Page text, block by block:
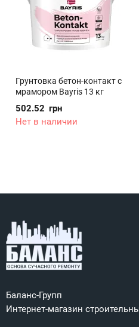
Грунтовка бетон-контакт с
мрамором Bayris 13 кг
502.52 грн
Нет в наличии
Баланс-Групп
Интернет-магазин